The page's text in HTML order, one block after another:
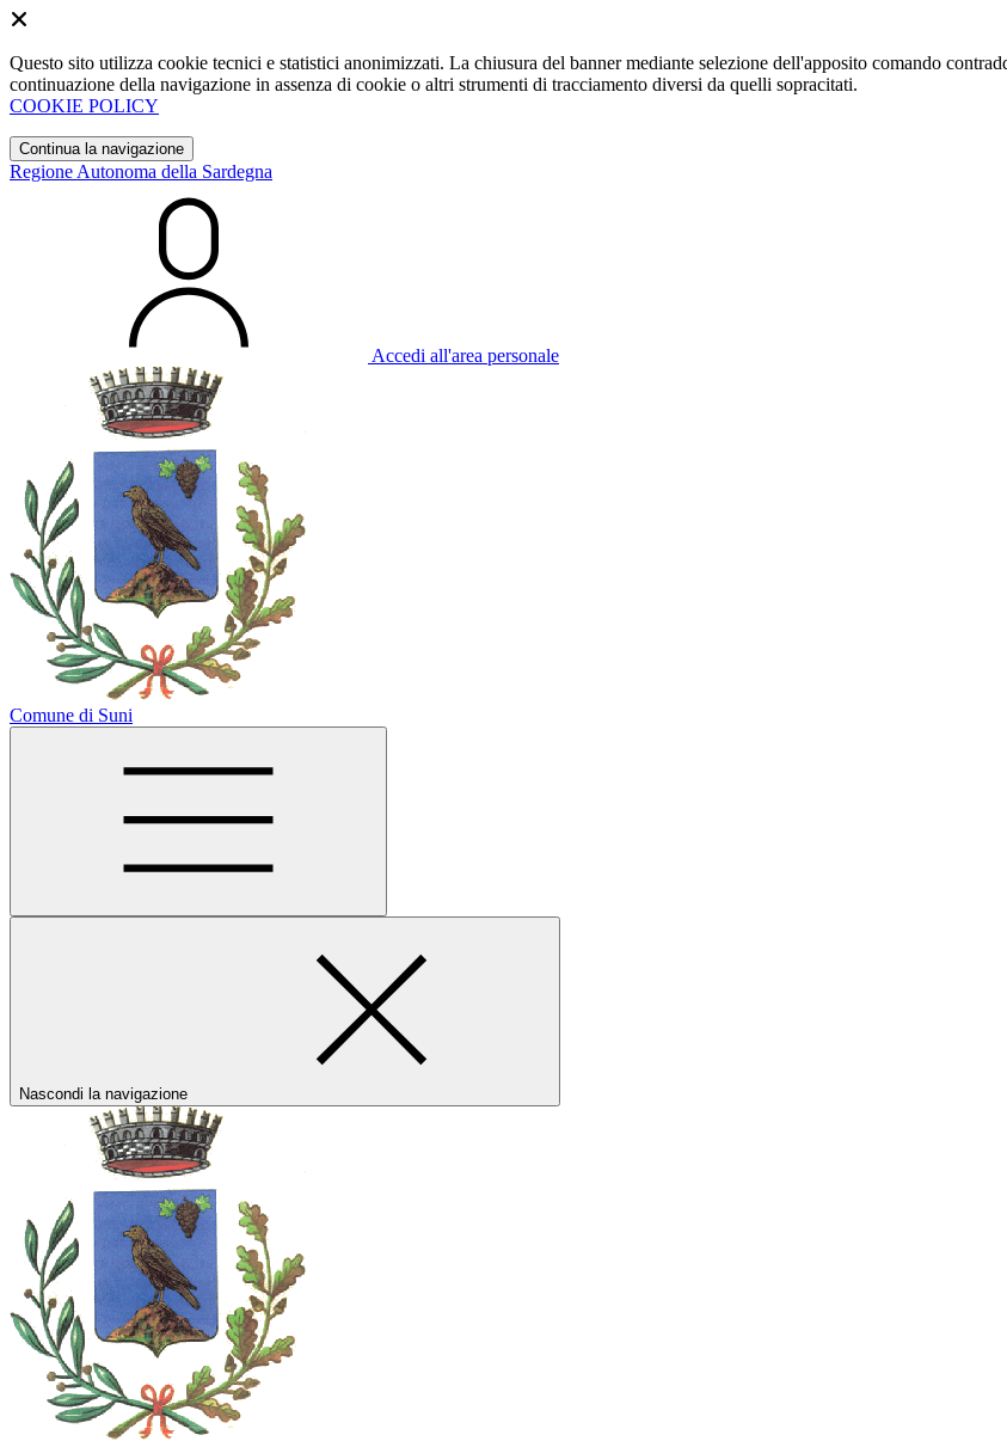
Questo sito utilizza cookie tecnici e statistici anonimizzati. La chiusura del banner mediante selezione dell'apposito comando
continuazione della navigazione in assenza di cookie o altri strumenti di tracciamento diversi da quelli sopracitati.
COOKIE POLICY
Continua la navigazione
Regione Autonoma della Sardegna
Accedi all'area personale
Comune di Suni
Nascondi la navigazione